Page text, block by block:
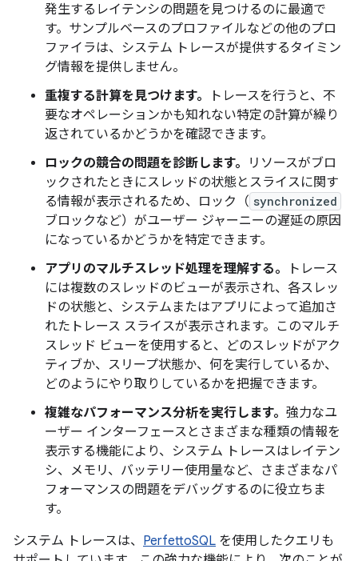
発生するレイテンシの問題を見つけるのに最適で
す。サンプルベースのプロファイルなどの他のプロ
ファイラは、システム トレースが提供するタイミン
グ情報を提供しません。
重複する計算を見つけます。
トレースを行うと、不
要なオペレーションかも知れない特定の計算が繰り
返されているかどうかを確認できます。
ロックの競合の問題を診断します。
リソースがブロ
ックされたときにスレッドの状態とスライスに関す
る情報が表示されるため、ロック（ synchronized
ブロックなど）がユーザー ジャーニーの遅延の原因
になっているかどうかを特定できます。
アプリのマルチスレッド処理を理解する。
トレース
には複数のスレッドのビューが表示され、各スレッ
ドの状態と、システムまたはアプリによって追加さ
れたトレース スライスが表示されます。このマルチ
スレッド ビューを使用すると、どのスレッドがアク
ティブか、スリープ状態か、何を実行しているか、
どのようにやり取りしているかを把握できます。
複雑なパフォーマンス分析を実行します。 強力なユ
ーザー インターフェースとさまざまな種類の情報を
表示する機能により、システム トレースはレイテン
シ、メモリ、バッテリー使用量など、さまざまなパ
フォーマンスの問題をデバッグするのに役立ちま
す。
システム トレースは、 PerfettoSQL を使用したクエリも